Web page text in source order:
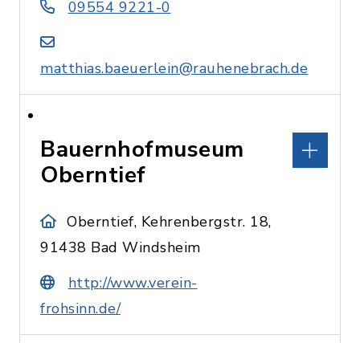
09554 9221-0
matthias.baeuerlein@rauhenebrach.de
Bauernhofmuseum
Oberntief
Oberntief, Kehrenbergstr. 18,
91438 Bad Windsheim
http://www.verein-
frohsinn.de/